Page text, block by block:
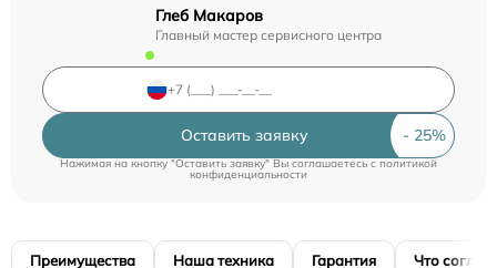
Глеб Макаров
Главный мастер сервисного центра
Оставить заявку
Нажимая на кнопку "Оставить заявку" Вы соглашаетесь cполитикой
конфиденциальности
Преимущества Наша техника Гарантия Что